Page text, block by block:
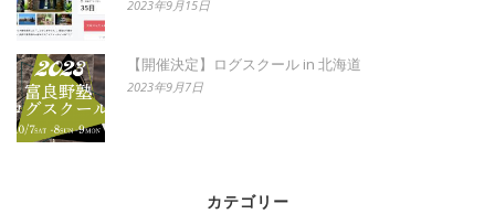
2023年9月15日
【開催決定】ログスクール in 北海道
2023年9月7日
カテゴリー